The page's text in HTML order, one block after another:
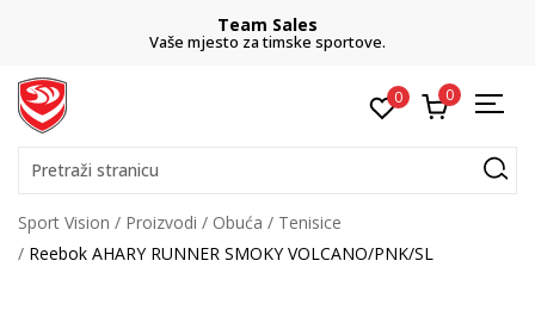
Team Sales
Vaše mjesto za timske sportove.
0 0
Pretraži stranicu
Sport Vision Proizvodi Obuća
Tenisice
Reebok AHARY RUNNER SMOKY VOLCANO/PNK/SL